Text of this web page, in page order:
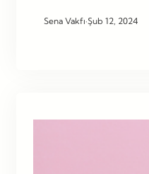
Sena Vakfı·Şub 12, 2024